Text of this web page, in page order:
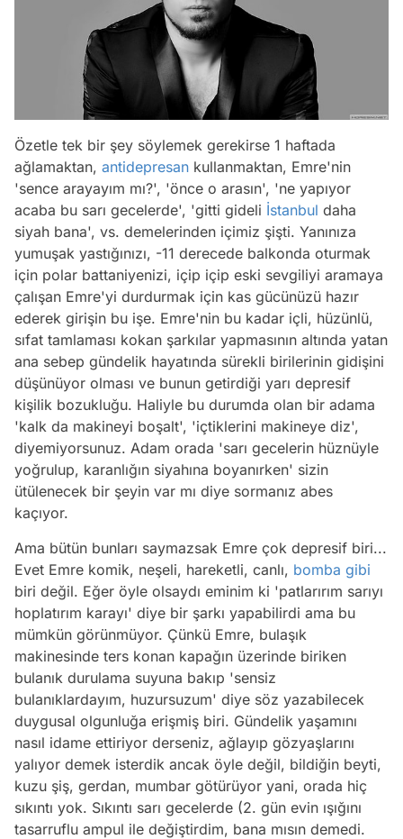
Özetle tek bir şey söylemek gerekirse 1 haftada
ağlamaktan, antidepresan kullanmaktan, Emre'nin
'sence arayayım mı?', 'önce o arasın', 'ne yapıyor
acaba bu sarı gecelerde', 'gitti gideli İstanbul daha
siyah bana', vs. demelerinden içimiz şişti. Yanınıza
yumuşak yastığınızı, -11 derecede balkonda oturmak
için polar battaniyenizi, içip içip eski sevgiliyi aramaya
çalışan Emre'yi durdurmak için kas gücünüzü hazır
ederek girişin bu işe. Emre'nin bu kadar içli, hüzünlü,
sıfat tamlaması kokan şarkılar yapmasının altında yatan
ana sebep gündelik hayatında sürekli birilerinin gidişini
düşünüyor olması ve bunun getirdiği yarı depresif
kişilik bozukluğu. Haliyle bu durumda olan bir adama
'kalk da makineyi boşalt', 'içtiklerini makineye diz',
diyemiyorsunuz. Adam orada 'sarı gecelerin hüznüyle
yoğrulup, karanlığın siyahına boyanırken' sizin
ütülenecek bir şeyin var mı diye sormanız abes
kaçıyor.
Ama bütün bunları saymazsak Emre çok depresif biri...
Evet Emre komik, neşeli, hareketli, canlı, bomba gibi
biri değil. Eğer öyle olsaydı eminim ki 'patlarırım sarıyı
hoplatırım karayı' diye bir şarkı yapabilirdi ama bu
mümkün görünmüyor. Çünkü Emre, bulaşık
makinesinde ters konan kapağın üzerinde biriken
bulanık durulama suyuna bakıp 'sensiz
bulanıklardayım, huzursuzum' diye söz yazabilecek
duygusal olgunluğa erişmiş biri. Gündelik yaşamını
nasıl idame ettiriyor derseniz, ağlayıp gözyaşlarını
yalıyor demek isterdik ancak öyle değil, bildiğin beyti,
kuzu şiş, gerdan, mumbar götürüyor yani, orada hiç
sıkıntı yok. Sıkıntı sarı gecelerde (2. gün evin ışığını
tasarruflu ampul ile değiştirdim, bana mısın demedi.